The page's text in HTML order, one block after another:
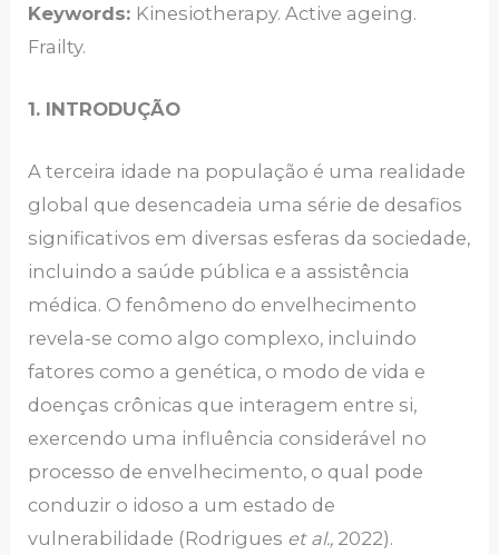
Keywords: Kinesiotherapy. Active ageing.
Frailty.
1. INTRODUÇÃO
A terceira idade na população é uma realidade
global que desencadeia uma série de desafios
significativos em diversas esferas da sociedade,
incluindo a saúde pública e a assistência
médica. O fenômeno do envelhecimento
revela-se como algo complexo, incluindo
fatores como a genética, o modo de vida e
doenças crônicas que interagem entre si,
exercendo uma influência considerável no
processo de envelhecimento, o qual pode
conduzir o idoso a um estado de
vulnerabilidade (Rodrigues et al., 2022).